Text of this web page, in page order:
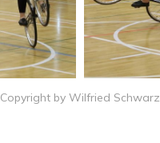
Copyright by Wilfried Schwarz